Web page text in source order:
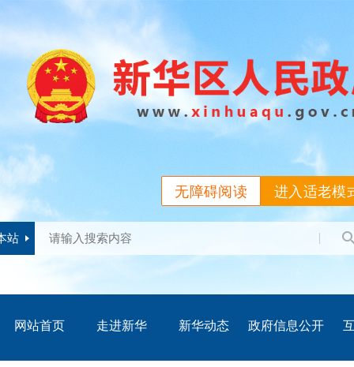
进入适老模
无障碍阅读
站
网站首页 走进新华 新华动态 政府信息公开